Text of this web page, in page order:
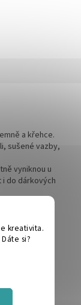
kreativita.
si?
a křehce.
sušené vazby,
vyniknou u
i do dárkových
pečetění s